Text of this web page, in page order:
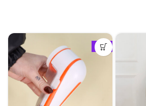
ویژه